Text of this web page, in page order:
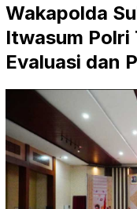
Wakapolda
Itwasum Polri
Evaluasi dan